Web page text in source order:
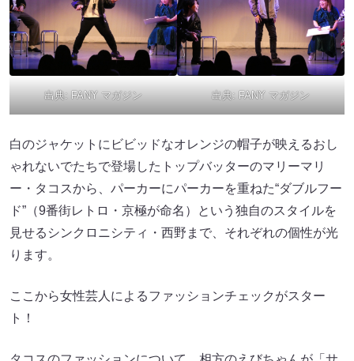
出典: FANY マガジン 出典: FANY マガジン
白のジャケットにビビッドなオレンジの帽子が映えるおし
ゃれないでたちで登場したトップバッターのマリーマリ
ー・タコスから、パーカーにパーカーを重ねた“ダブルフー
ド”（9番街レトロ・京極が命名）という独自のスタイルを
見せるシンクロニシティ・西野まで、それぞれの個性が光
ります。
ここから女性芸人によるファッションチェックがスター
ト！